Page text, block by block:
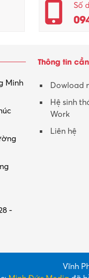
Số
Minh
-
Thông tin
Dowload
Hệ sinh
Work
Liên hệ
Vĩnh